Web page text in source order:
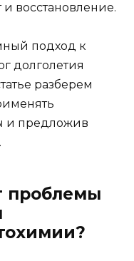
восстановление.
подход к
долголетия
разберем
и предложив
проблемы